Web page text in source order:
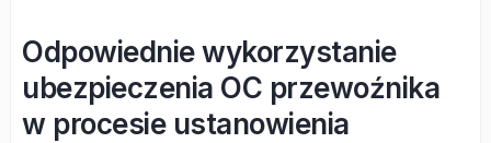
Odpowiednie wykorzystanie
ubezpieczenia OC przewoźnika
w procesie ustanowienia